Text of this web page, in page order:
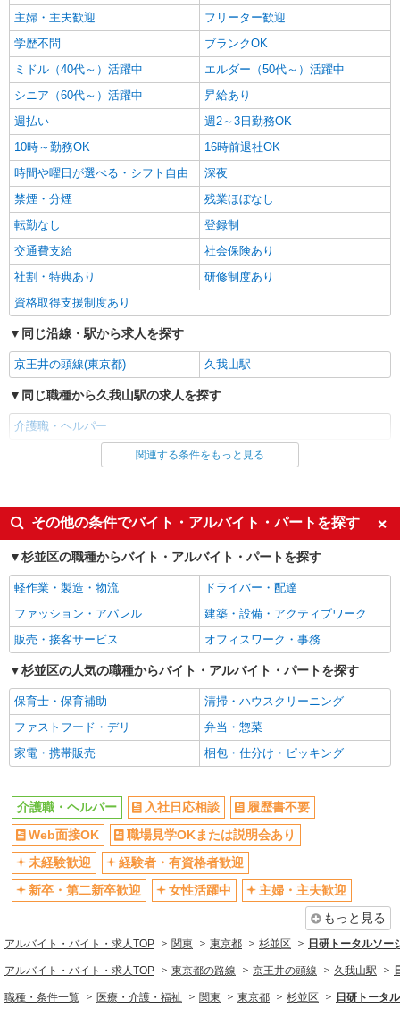
谷下田ビル2階
詳細を見る
SOMPOケア 堀ノ内 認知症デイサービス/3110ja1
【介護福祉士】 月給：273,800円 年収例：371
万円〜 ※職務手当、特別職務手当、特別地域手
当、（東京都）居住支援特別手当を含む ※居住支
援特別手当は勤続5年目までの方はさらに1万円支
給（再入社は除く） ◎賞与：基本給2.08ヶ月分/年
支給 ◎残業時は別途時間外手当支給（超過1
東京都杉並区堀ノ内2-19-26
アルバイト パート
SOMPOケア 堀ノ内 訪問介護/3106cc2
登録ヘルパー
★（東京都）居住支援特別手当対象求人 【介
保加入者）の場合は時給1,850円 ＊夜間
（18:00〜）：時給2,250円〜 ＊日曜祝日：時給
2,100円〜 【実務者研修・初任者研修（ヘルパー1
級・2級）】時給1,720円 ◎週20時間以上勤務（社
（18:00〜）：時給2,150円〜 ＊日曜祝日：時給
2,020円〜 ◎身体介助、生活援助が同時給 ◎キャ
入社者は除く）
東京都杉並区堀ノ内2-19-26
パート
SOMPOケア 杉並 訪問介護/4022cc2
★（東京都）居住支援特別手当対象求人 【介
護福祉士】時給1,800円 ◎週20時間以上勤務（社
保加入者）の場合は時給1,850円 ＊早朝夜間（〜8
時、18時〜）：時給2,250円〜 ＊日曜祝日：時給
2,100円〜 【実務者研修・初任者研修（ヘルパー1
級・2級）】時給1,720円 ◎週20時間以上勤務（社
保加入者）の場合は時給1,770円 ＊早朝夜間（〜8
時、18時〜）：時給2,150円〜 ＊日曜祝日：時給
2,020円〜 ◎身体介助、生活援助が同時給 ◎キャ
ンセル手当：職務時給の60％支給 ※居住支援特別
手当は勤続5年目までの方はさらに時給＋50円（再
入社者は除く）
東京都杉並区阿佐谷南1丁目17番18号 阿佐ヶ
谷下田ビル2階
キープ 詳細を見る
正社員
SOMPOケア 杉並 定期巡回/4024ia1
【実務者研修】 月給：250,000円 年収例：340
万円〜 【初任者研修】 月給：240,300円 年収例：
330万円〜 ※職務手当、（東京都）居住支援特別
手当、日祝手当（月平均2回分）、在宅手当（月平
均20回分）等、毎月平均的に支払われる手当を含
方はさらに1万円支給（再入社は除く） ◎賞与：
基本給2.08ヶ月分/年支給 ◎残業時は別途時間外手
当支給（超過1分〜）
東京都杉並区阿佐谷南1丁目17番18号 阿佐ヶ
キープ 詳細を見る
正社員
SOMPOケア 杉並 訪問介護/4022ca1
介護スタッフ
【実務者研修】 月給：246,000円 年収例：340
手当、日祝手当（月平均2回分）、深夜勤手当（月
平均4回分）等、毎月平均的に支払われる手当を含
方はさらに1万円支給（再入社は除く） ◎賞与：
東京都杉並区阿佐谷南1丁目17番18号 阿佐ヶ
キープ 詳細を見る
主婦・主夫歓迎
フリーター歓迎
学歴不問
ブランクOK
ミドル（40代～）活躍中
エルダー（50代～）活躍中
シニア（60代～）活躍中
昇給あり
週払い
週2～3日勤務OK
10時～勤務OK
16時前退社OK
時間や曜日が選べる・シフト自由
深夜
禁煙・分煙
残業ほぼなし
転勤なし
登録制
交通費支給
社会保険あり
社割・特典あり
研修制度あり
資格取得支援制度あり
同じ沿線・駅から求人を探す
京王井の頭線(東京都) 久我山駅
同じ職種から久我山駅の求人を探す
介護職・ヘルパー
同じ雇用形態から久我山駅の求人を探す
派遣社員
紹介予定派遣
同じ特徴から久我山駅の求人を探す
入社日応相談
履歴書不要
Web面接OK
職場見学OKまたは説明会あり
未経験歓迎
経験者・有資格者歓迎
新卒・第二新卒歓迎
女性活躍中
主婦・主夫歓迎
フリーター歓迎
学歴不問
ブランクOK
ミドル（40代～）活躍中
エルダー（50代～）活躍中
シニア（60代～）活躍中
昇給あり
10時～勤務OK
16時前退社OK
時間や曜日が選べる・シフト自由
深夜
禁煙・分煙
残業ほぼなし
転勤なし
登録制
社割・特典あり
研修制度あり
資格取得支援制度あり
同じ職種から求人を探す
関連する条件をもっと見る
その他の条件でバイト・アルバイト・パートを探す
杉並区の職種からバイト・アルバイト・パートを探す
軽作業・製造・物流
ドライバー・配達
ファッション・アパレル
建築・設備・アクティブワーク
販売・接客サービス
オフィスワーク・事務
杉並区の人気の職種からバイト・アルバイト・パートを探す
保育士・保育補助
清掃・ハウスクリーニング
ファストフード・デリ
弁当・惣菜
家電・携帯販売
梱包・仕分け・ピッキング
介護職・ヘルパー 入社日応相談
履歴書不要
Web面接OK
職場見学OKまたは説明会あり
未経験歓迎
経験者・有資格者歓迎
新卒・第二新卒歓迎
女性活躍中
主婦・主夫歓迎
もっと見る
アルバイト・バイト・求人TOP 関東 東京都 杉並区 日研トータルソ
アルバイト・バイト・求人TOP 東京都の路線 京王井の頭線 久我山駅
職種・条件一覧 医療・介護・福祉 関東 東京都 杉並区 日研トータ